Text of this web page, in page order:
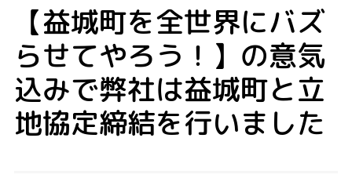
【益城町を全世界にバズ
らせてやろう！】の意気
込みで弊社は益城町と立
地協定締結を行いました